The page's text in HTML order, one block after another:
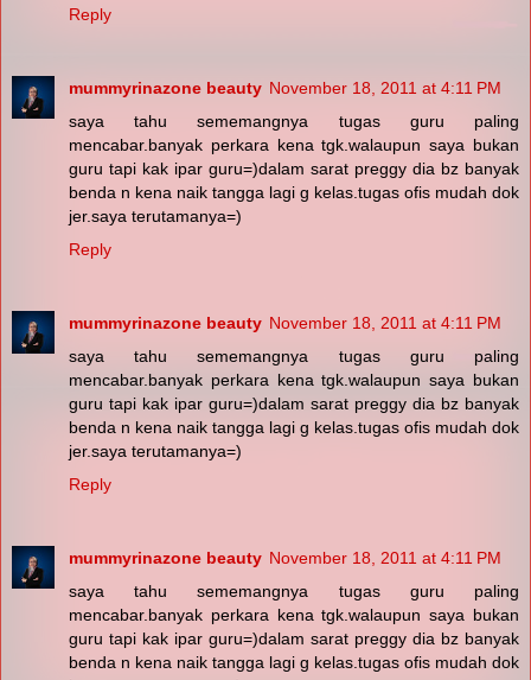
Reply
mummyrinazone beauty November 18, 2011 at 4:11 PM
saya tahu sememangnya tugas guru paling
mencabar.banyak perkara kena tgk.walaupun saya bukan
guru tapi kak ipar guru=)dalam sarat preggy dia bz banyak
benda n kena naik tangga lagi g kelas.tugas ofis mudah dok
jer.saya terutamanya=)
Reply
mummyrinazone beauty November 18, 2011 at 4:11 PM
saya tahu sememangnya tugas guru paling
mencabar.banyak perkara kena tgk.walaupun saya bukan
guru tapi kak ipar guru=)dalam sarat preggy dia bz banyak
benda n kena naik tangga lagi g kelas.tugas ofis mudah dok
jer.saya terutamanya=)
Reply
mummyrinazone beauty November 18, 2011 at 4:11 PM
saya tahu sememangnya tugas guru paling
mencabar.banyak perkara kena tgk.walaupun saya bukan
guru tapi kak ipar guru=)dalam sarat preggy dia bz banyak
benda n kena naik tangga lagi g kelas.tugas ofis mudah dok